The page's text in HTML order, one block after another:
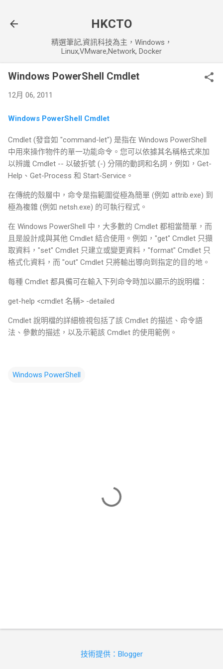
HKCTO
精選筆記,資訊科技為主，Windows，
Linux,VMware,Network, Docker
Windows PowerShell Cmdlet
12月 06, 2011
Windows PowerShell Cmdlet
Cmdlet (發音如 "command-let") 是指在 Windows PowerShell
中用來操作物件的單一功能命令。您可以依據其名稱格式來加
以辨識 Cmdlet -- 以破折號 (-) 分隔的動詞和名詞，例如，Get-
Help、Get-Process 和 Start-Service。
在傳統的殼層中，命令是指範圍從極為簡單 (例如 attrib.exe) 到
極為複雜 (例如 netsh.exe) 的可執行程式。
在 Windows PowerShell 中，大多數的 Cmdlet 都相當簡單，而
且是設計成與其他 Cmdlet 結合使用。例如，"get" Cmdlet 只擷
取資料，"set" Cmdlet 只建立或變更資料，"format" Cmdlet 只
格式化資料，而 "out" Cmdlet 只將輸出導向到指定的目的地。
每種 Cmdlet 都具備可在輸入下列命令時加以顯示的說明檔：
get-help <cmdlet 名稱> -detailed
Cmdlet 說明檔的詳細檢視包括了該 Cmdlet 的描述、命令語
法、參數的描述，以及示範該 Cmdlet 的使用範例。
Windows PowerShell
技術提供：Blogger